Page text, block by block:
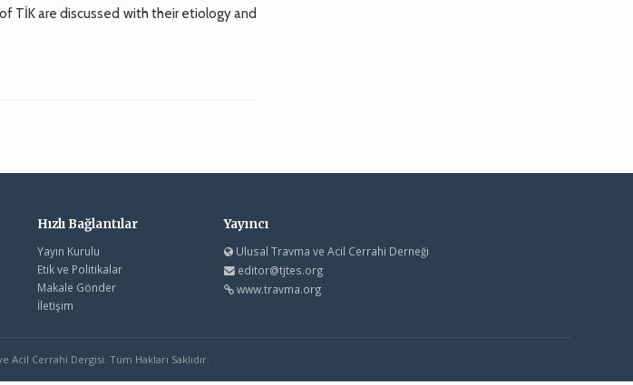
TİK are discussed with their etiology and
Hızlı Bağlantılar
Yayın Kurulu
Etik ve Politikalar
Makale Gönder
İletişim
Yayıncı
Ulusal Travma ve Acil Cerrahi Derneği
editor@tjtes.org
www.travma.org
Acil Cerrahi Dergisi. Tüm Hakları Saklıdır.